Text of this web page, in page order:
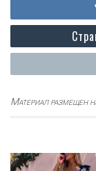
Материал размещен